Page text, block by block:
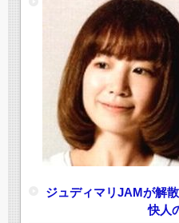
ジュディマリJAMが解
快人